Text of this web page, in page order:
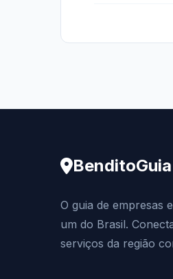
BenditoGuia
O guia de empresas
um do Brasil.
serviços da região